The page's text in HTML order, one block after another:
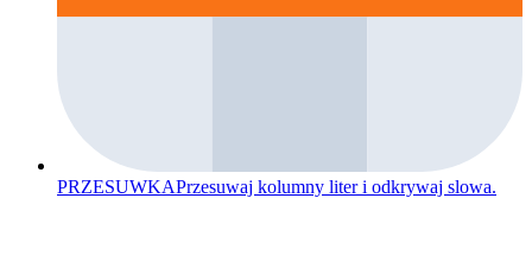
PRZESUWKAPrzesuwaj kolumny liter i odkrywaj slowa.